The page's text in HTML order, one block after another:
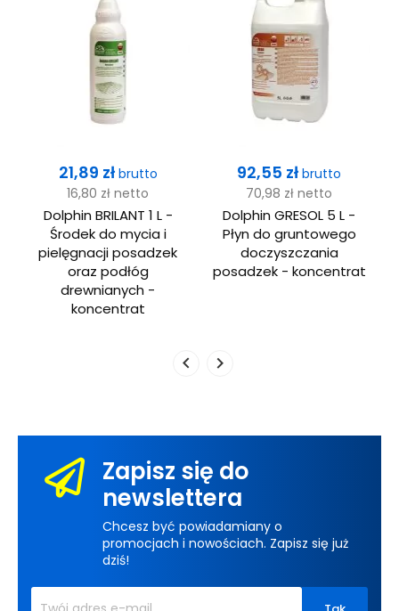
Cena
21,89 zł brutto
16,80 zł netto
Dolphin BRILANT 1 L -
Środek do mycia i
pielęgnacji posadzek
oraz podłóg
drewnianych -
koncentrat
Cena
92,55 złbrutto
70,98 zł netto
Dolphin GRESOL 5 L -
Płyn do gruntowego
doczyszczania
posadzek - koncentrat
Zapisz się do
newslettera
Chcesz być powiadamiany o
promocjach i nowościach. Zapisz się już
dziś!